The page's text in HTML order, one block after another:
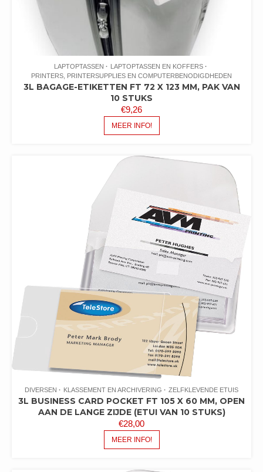
LAPTOPTASSEN
LAPTOPTASSEN EN KOFFERS
PRINTERS, PRINTERSUPPLIES EN COMPUTERBENODIGDHEDEN
3L BAGAGE-ETIKETTEN FT 72 X 123 MM, PAK VAN
10 STUKS
€9,26
MEER INFO!
DIVERSEN KLASSEMENT EN ARCHIVERING ZELFKLEVENDE ETUIS
3L BUSINESS CARD POCKET FT 105 X 60 MM, OPEN
AAN DE LANGE ZIJDE (ETUI VAN 10 STUKS)
€28,00
MEER INFO!